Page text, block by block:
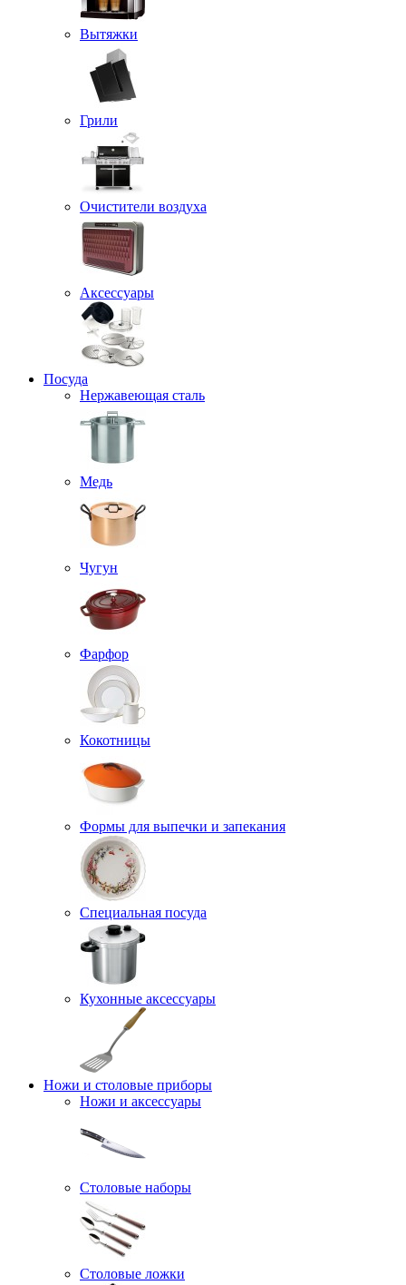
Вытяжки
Грили
Очистители воздуха
Аксессуары
Посуда
Нержавеющая сталь
Медь
Чугун
Фарфор
Кокотницы
Формы для выпечки и запекания
Специальная посуда
Кухонные аксессуары
Ножи и столовые приборы
Ножи и аксессуары
Столовые наборы
Столовые ложки